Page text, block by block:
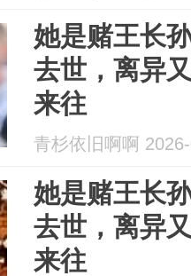
她是赌王长
去世，离异
来往
青杉依旧啊啊
她是赌王长
去世，离异
来往